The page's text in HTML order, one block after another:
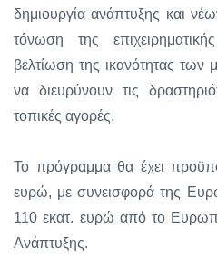
δημιουργία ανάπτυξης και
τόνωση της
βελτίωση της ικανότητας των
να διευρύνουν τις
τοπικές αγορές.
Το πρόγραμμα θα έχει
ευρώ, με συνεισφορά της
110 εκατ. ευρώ από το
Ανάπτυξης.